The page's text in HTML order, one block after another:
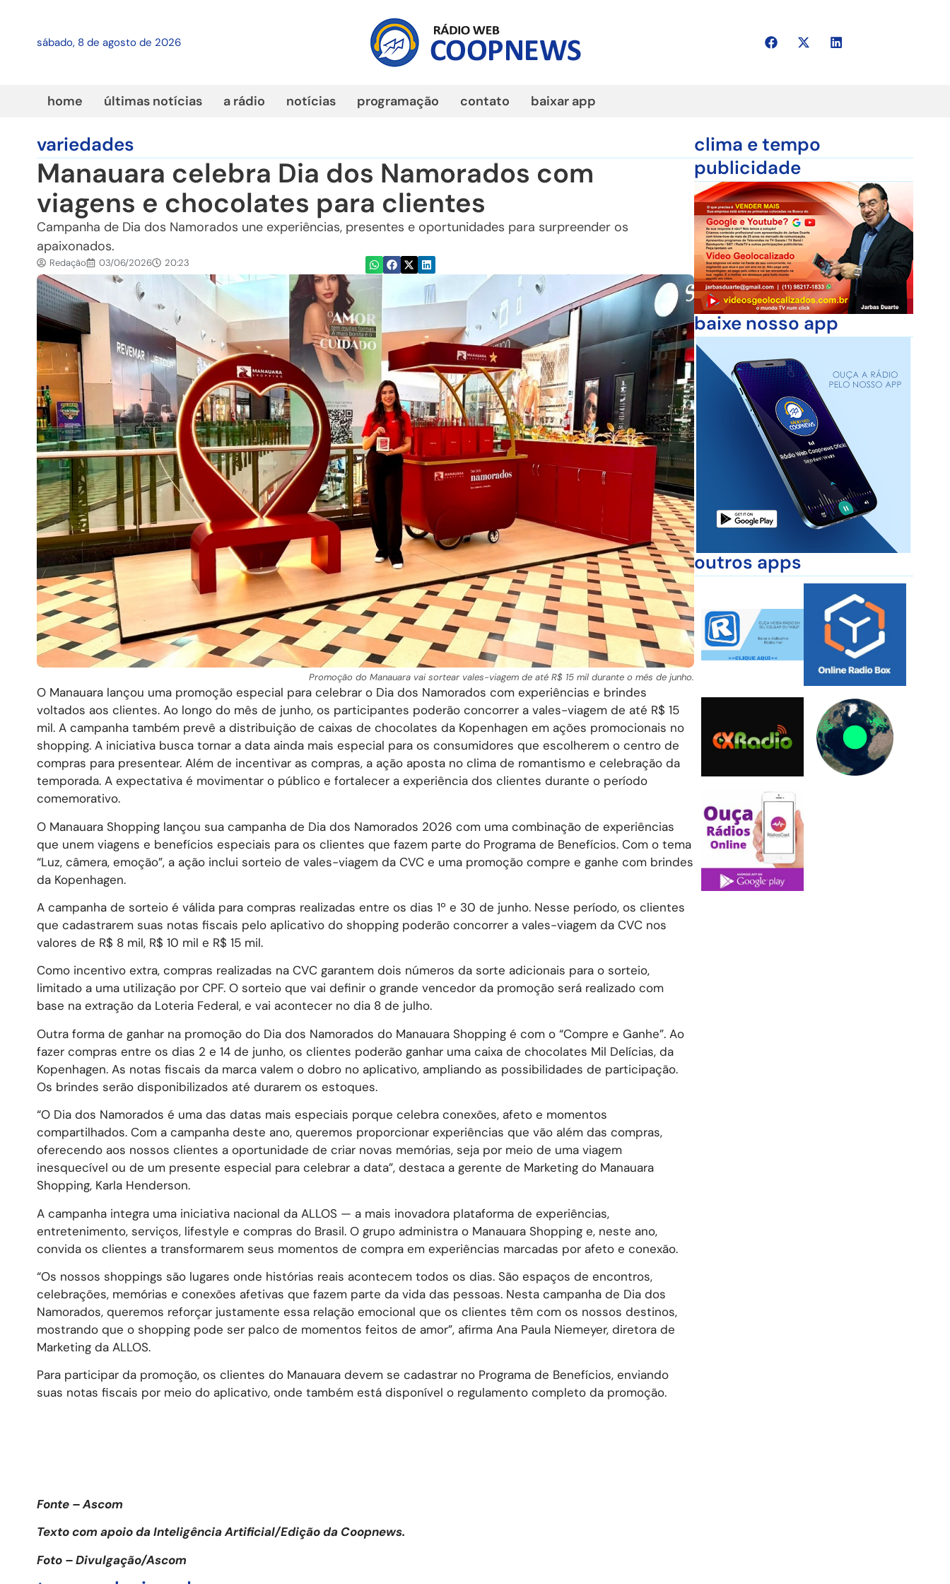
sábado, 8 de agosto de 2026
home últimas notícias a rádio notícias programação contato baixar app
variedades
Manauara celebra Dia dos Namorados com
viagens e chocolates para clientes
Campanha de Dia dos Namorados une experiências, presentes e oportunidades para surpreender os
apaixonados.
Redação 03/06/2026 20:23
Promoção do Manauara vai sortear vales-viagem de até R$ 15 mil durante o mês de junho.
O Manauara lançou uma promoção especial para celebrar o Dia dos Namorados com experiências e brindes
voltados aos clientes. Ao longo do mês de junho, os participantes poderão concorrer a vales-viagem de até R$ 15
mil. A campanha também prevê a distribuição de caixas de chocolates da Kopenhagen em ações promocionais no
shopping. A iniciativa busca tornar a data ainda mais especial para os consumidores que escolherem o centro de
compras para presentear. Além de incentivar as compras, a ação aposta no clima de romantismo e celebração da
temporada. A expectativa é movimentar o público e fortalecer a experiência dos clientes durante o período
comemorativo.
O Manauara Shopping lançou sua campanha de Dia dos Namorados 2026 com uma combinação de experiências
que unem viagens e benefícios especiais para os clientes que fazem parte do Programa de Benefícios. Com o tema
“Luz, câmera, emoção”, a ação inclui sorteio de vales-viagem da CVC e uma promoção compre e ganhe com brindes
da Kopenhagen.
A campanha de sorteio é válida para compras realizadas entre os dias 1º e 30 de junho. Nesse período, os clientes
que cadastrarem suas notas fiscais pelo aplicativo do shopping poderão concorrer a vales-viagem da CVC nos
valores de R$ 8 mil, R$ 10 mil e R$ 15 mil.
Como incentivo extra, compras realizadas na CVC garantem dois números da sorte adicionais para o sorteio,
limitado a uma utilização por CPF. O sorteio que vai definir o grande vencedor da promoção será realizado com
base na extração da Loteria Federal, e vai acontecer no dia 8 de julho.
Outra forma de ganhar na promoção do Dia dos Namorados do Manauara Shopping é com o “Compre e Ganhe”. Ao
fazer compras entre os dias 2 e 14 de junho, os clientes poderão ganhar uma caixa de chocolates Mil Delícias, da
Kopenhagen. As notas fiscais da marca valem o dobro no aplicativo, ampliando as possibilidades de participação.
Os brindes serão disponibilizados até durarem os estoques.
“O Dia dos Namorados é uma das datas mais especiais porque celebra conexões, afeto e momentos
compartilhados. Com a campanha deste ano, queremos proporcionar experiências que vão além das compras,
oferecendo aos nossos clientes a oportunidade de criar novas memórias, seja por meio de uma viagem
inesquecível ou de um presente especial para celebrar a data”, destaca a gerente de Marketing do Manauara
Shopping, Karla Henderson.
A campanha integra uma iniciativa nacional da ALLOS — a mais inovadora plataforma de experiências,
entretenimento, serviços, lifestyle e compras do Brasil. O grupo administra o Manauara Shopping e, neste ano,
convida os clientes a transformarem seus momentos de compra em experiências marcadas por afeto e conexão.
“Os nossos shoppings são lugares onde histórias reais acontecem todos os dias. São espaços de encontros,
celebrações, memórias e conexões afetivas que fazem parte da vida das pessoas. Nesta campanha de Dia dos
Namorados, queremos reforçar justamente essa relação emocional que os clientes têm com os nossos destinos,
mostrando que o shopping pode ser palco de momentos feitos de amor”, afirma Ana Paula Niemeyer, diretora de
Marketing da ALLOS.
Para participar da promoção, os clientes do Manauara devem se cadastrar no Programa de Benefícios, enviando
suas notas fiscais por meio do aplicativo, onde também está disponível o regulamento completo da promoção.
Fonte – Ascom
Texto com apoio da Inteligência Artificial/Edição da Coopnews.
Foto – Divulgação/Ascom
clima e tempo
publicidade
baixe nosso app
outros apps